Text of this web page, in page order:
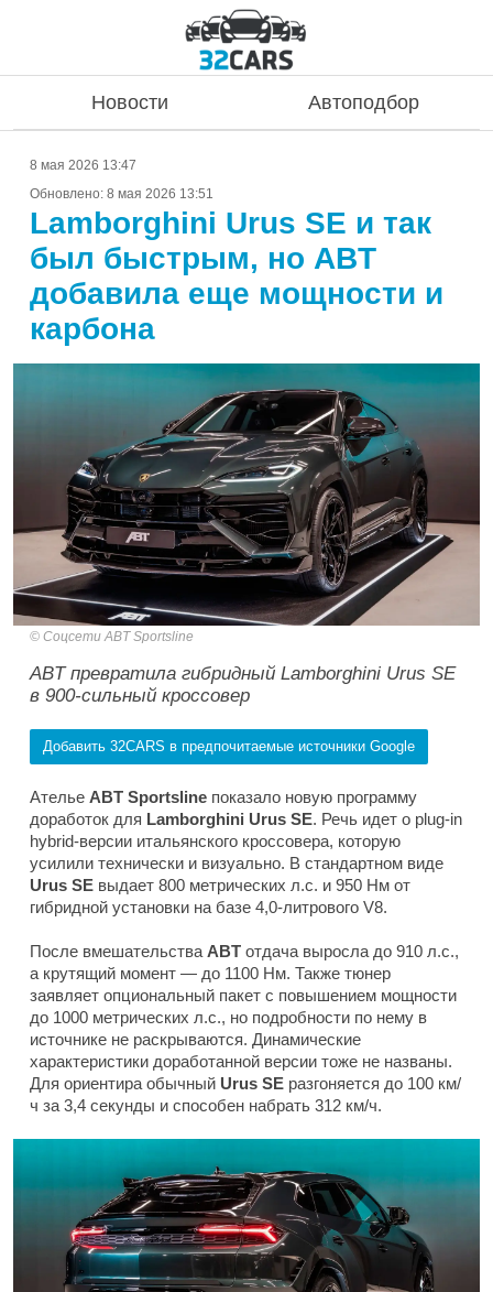
Новости Автоподбор
8 мая 2026 13:47
Обновлено: 8 мая 2026 13:51
Lamborghini Urus SE и так
был быстрым, но ABT
добавила еще мощности и
карбона
Соцсети ABT Sportsline
ABT превратила гибридный Lamborghini Urus SE
в 900-сильный кроссовер
Добавить 32CARS в предпочитаемые источники Google
Ателье ABT Sportsline показало новую программу
доработок для Lamborghini Urus SE. Речь идет о plug-in
hybrid-версии итальянского кроссовера, которую
усилили технически и визуально. В стандартном виде
Urus SE выдает 800 метрических л.с. и 950 Нм от
гибридной установки на базе 4,0-литрового V8.
После вмешательства ABT отдача выросла до 910 л.с.,
а крутящий момент — до 1100 Нм. Также тюнер
заявляет опциональный пакет с повышением мощности
до 1000 метрических л.с., но подробности по нему в
источнике не раскрываются. Динамические
характеристики доработанной версии тоже не названы.
Для ориентира обычный Urus SE разгоняется до 100 км/
ч за 3,4 секунды и способен набрать 312 км/ч.